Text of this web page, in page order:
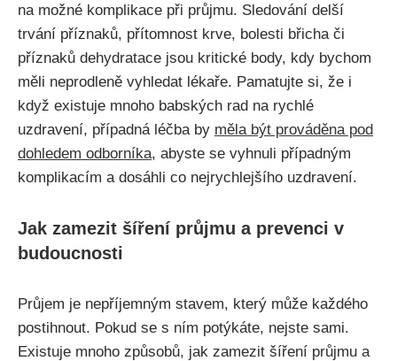
na možné komplikace při průjmu. Sledování ‍delší
trvání příznaků, přítomnost​ krve, bolesti břicha či
příznaků dehydratace jsou kritické⁢ body, kdy bychom
měli neprodleně vyhledat lékaře. Pamatujte si, že i
když existuje mnoho babských rad na ​rychlé
uzdravení, ‌případná léčba by měla být prováděna pod
dohledem odborníka, abyste se vyhnuli případným
komplikacím a dosáhli co nejrychlejšího uzdravení.
Jak zamezit šíření průjmu‍ a prevenci v
budoucnosti
Průjem je ⁤nepříjemným stavem,‍ který⁣ může každého
postihnout. Pokud se s ním potýkáte, nejste sami.
Existuje‌ mnoho způsobů, jak zamezit šíření průjmu a